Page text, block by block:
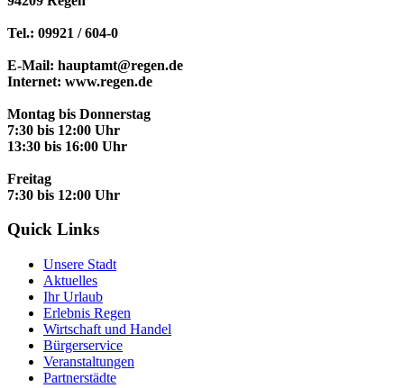
Tel.: 09921 / 604-0
E-Mail: hauptamt@regen.de
Internet: www.regen.de
Montag bis Donnerstag
7:30 bis 12:00 Uhr
13:30 bis 16:00 Uhr
Freitag
7:30 bis 12:00 Uhr
Quick Links
Unsere Stadt
Aktuelles
Ihr Urlaub
Erlebnis Regen
Wirtschaft und Handel
Bürgerservice
Veranstaltungen
Partnerstädte